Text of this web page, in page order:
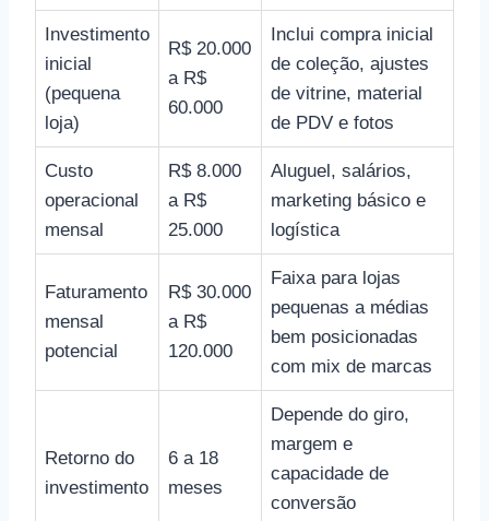
Investimento
inicial
(pequena
loja)
R$ 20.000
a R$
60.000
Inclui compra inicial
de coleção, ajustes
de vitrine, material
de PDV e fotos
Custo
operacional
mensal
R$ 8.000
a R$
25.000
Aluguel, salários,
marketing básico e
logística
Faturamento
mensal
potencial
R$ 30.000
a R$
120.000
Faixa para lojas
pequenas a médias
bem posicionadas
com mix de marcas
Retorno do
investimento
6 a 18
meses
Depende do giro,
margem e
capacidade de
conversão